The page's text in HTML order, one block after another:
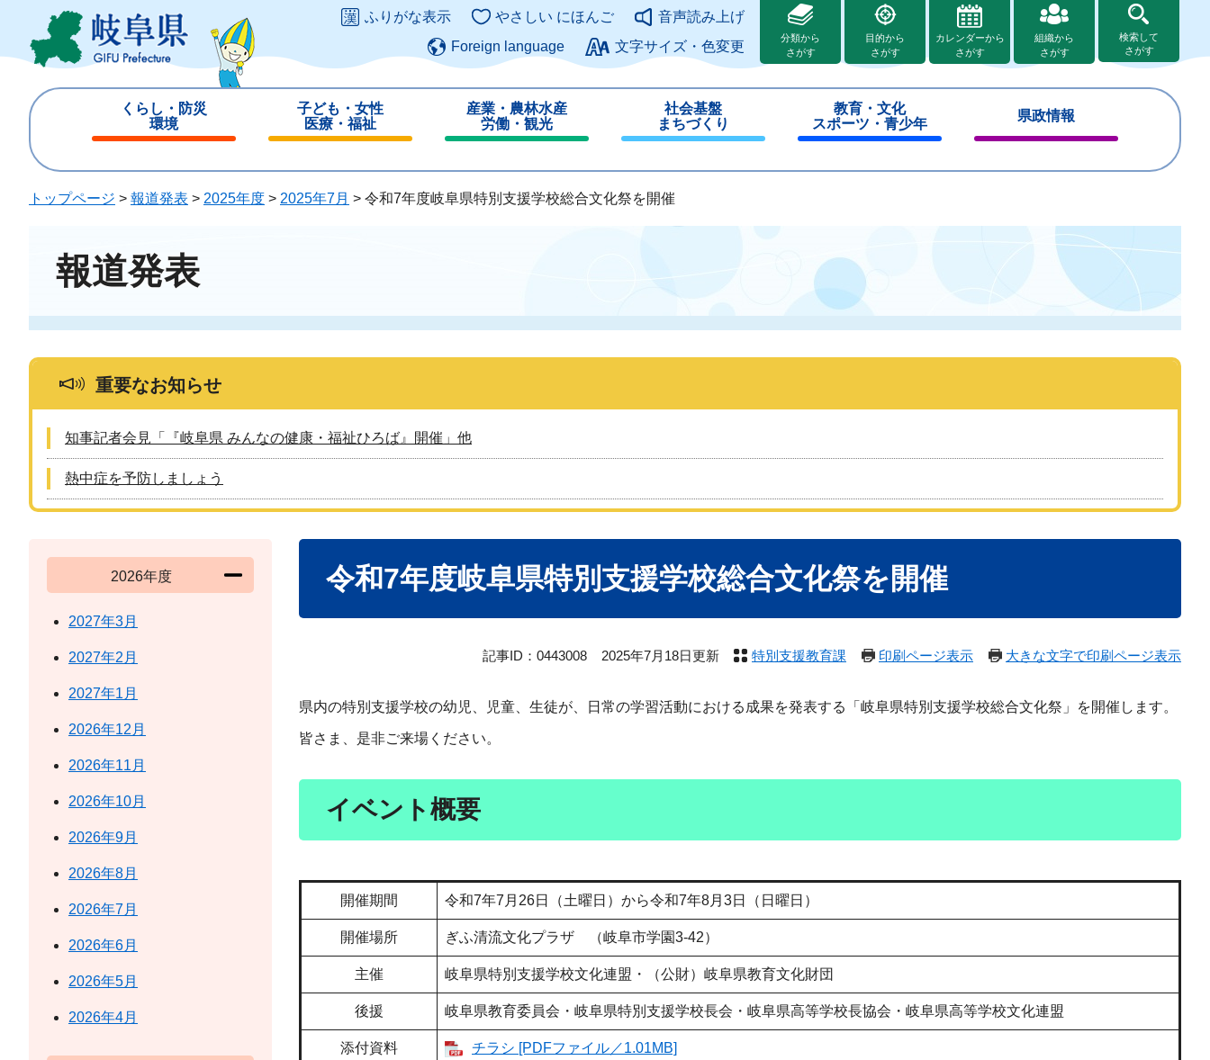
ジ
ュ
このページの本文へ
ふりがな表示 やさしい にほんご
音声読み上げ
Foreign language
文字サイズ・色変更
分類から
さがす
目的から
さがす
カレンダーから
さがす
組織から
さがす
検索して
さがす
くらし・防災
環境
じ
子ども・女性
医療・福祉
じ
る
産業・農林水産
労働・観光
じ
る
社会基盤
まちづくり
じ
る
教育・文化
スポーツ・青少年
じ
県政情報
じ
トップページ > 報道発表 > 2025年度 > 2025年7月 > 令和7年度岐阜県特別支援学校総合文化祭を開催
報道発表
重要なお知らせ
知事記者会見「『岐阜県 みんなの健康・福祉ひろば』開催」他
熱中症を予防しましょう
令和7年度岐阜県特別支援学校総合文化祭を開催
記事ID：0443008 2025年7月18日更新 特別支援教育課 印刷ページ表示 大きな文字で印刷ページ表示
県内の特別支援学校の幼児、児童、生徒が、日常の学習活動における成果を発表する「岐阜県特別支援学校総合文化祭」を開催します。
皆さま、是非ご来場ください。
イベント概要
開催期間 令和7年7月26日（土曜日）から令和7年8月3日（日曜日）
開催場所 ぎふ清流文化プラザ （岐阜市学園3-42）
主催 岐阜県特別支援学校文化連盟・（公財）岐阜県教育文化財団
後援 岐阜県教育委員会・岐阜県特別支援学校長会・岐阜県高等学校長協会・岐阜県高等学校文化連盟
添付資料 チラシ [PDFファイル／1.01MB]
2026年度
2027年3月
2027年2月
2027年1月
2026年12月
2026年11月
2026年10月
2026年9月
2026年8月
2026年7月
2026年6月
2026年5月
2026年4月